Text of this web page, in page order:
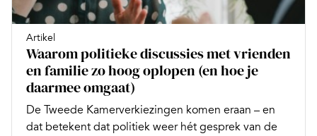
Artikel
Waarom politieke discussies met vrienden
en familie zo hoog oplopen (en hoe je
daarmee omgaat)
De Tweede Kamerverkiezingen komen eraan – en
dat betekent dat politiek weer hét gesprek van de